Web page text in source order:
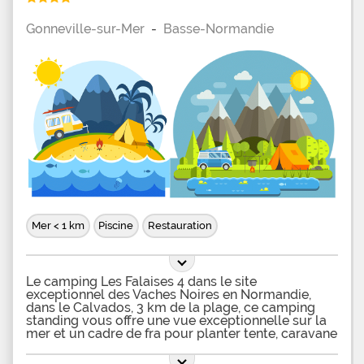
s'anime. Les enfants disposent d'aire de jeux
gonflables et les sportifs apprécieront le
boulodrome et les tables de ping-pong. La plage
région propose une multitude de distractions
comme des centres équestres, des chemins de
randonnées balisées, des écoles de voile, etc. Les
villes côtières offrent un patrimoine riche et
intéressant typique de la Normandie.
Gonneville-sur-Mer - Basse-Normandie
Mer < 1 km Piscine Restauration
Le camping Les Falaises 4 dans le site
exceptionnel des Vaches Noires en Normandie,
dans le Calvados, 3 km de la plage, ce camping
standing vous offre une vue exceptionnelle sur la
mer et un cadre de fra pour planter tente, caravane
sont tous ds par des haies vtales et munies ou non